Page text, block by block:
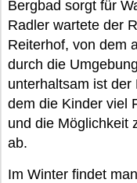
Bergbad sorgt für
Radler wartete der
Reiterhof, von dem
durch die
unterhaltsam ist
dem die Kinder viel
und die Möglichkeit
ab.
Im Winter findet